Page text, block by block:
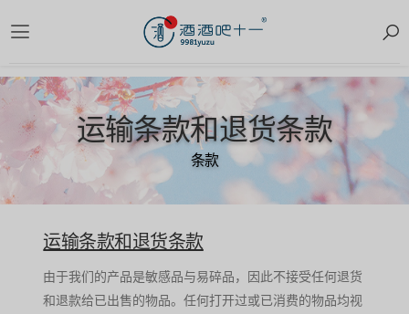
运输条款和退货条款
条款
运输条款和退货条款
由于我们的产品是敏感品与易碎品，因此不接受任何退货
和退款给已出售的物品。任何打开过或已消费的物品均视